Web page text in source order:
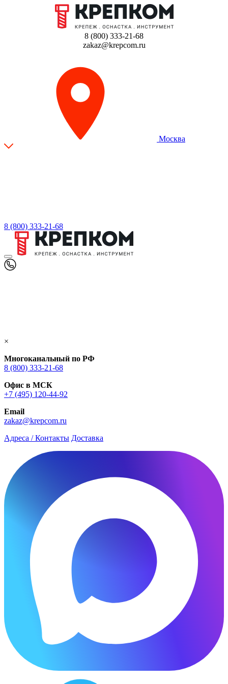
8 (800) 333-21-68
zakaz@krepcom.ru
Москва
8 (800) 333-21-68
×
Многоканальный по РФ
8 (800) 333‑21-68
Офис в МСК
+7 (495) 120-44-92
Email
zakaz@krepcom.ru
Адреса / Контакты Доставка